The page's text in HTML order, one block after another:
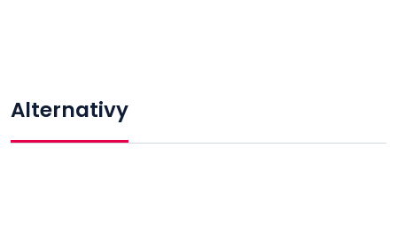
Alternativy